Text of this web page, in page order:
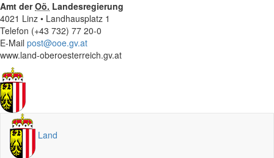
Amt derOö. Landesregierung
4021 Linz • Landhausplatz 1
Telefon (+43 732) 77 20-0
E-Mail post@ooe.gv.at
www.land-oberoesterreich.gv.at
Land